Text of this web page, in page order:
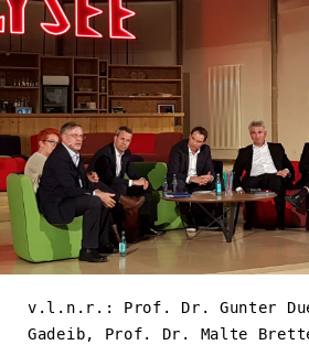
v.l.n.r.: Prof. Dr. Gunter
Gadeib, Prof. Dr. Malte